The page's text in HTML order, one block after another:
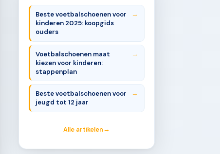
Beste voetbalschoenen voor
kinderen 2025: koopgids
ouders
Voetbalschoenen maat
kiezen voor kinderen:
stappenplan
Beste voetbalschoenen voor
jeugd tot 12 jaar
Alle artikelen